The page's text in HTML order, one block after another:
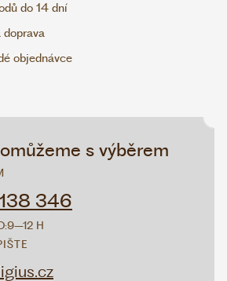
s výběrem
346
9–12 H
do 14 dní
doprava
objednávce